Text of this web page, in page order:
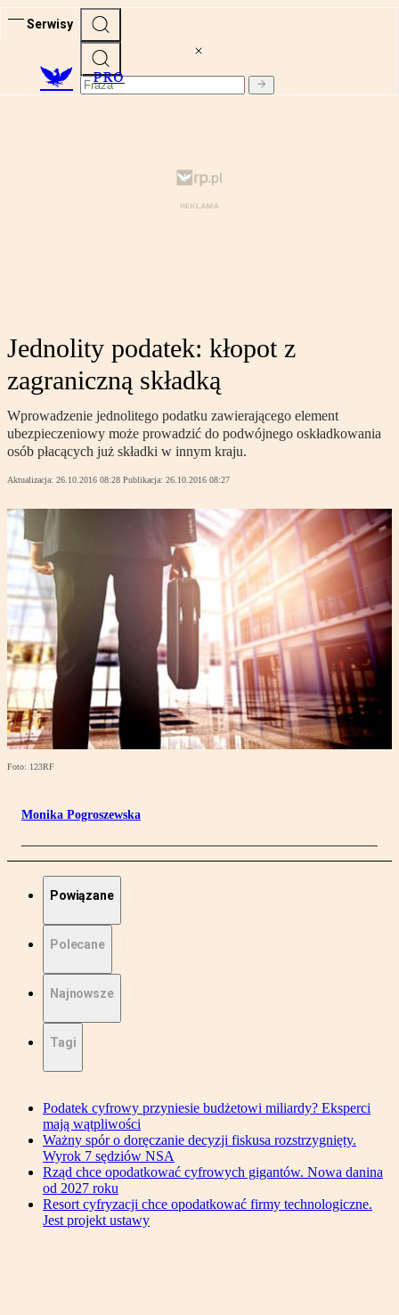
Serwisy
PRO
Jednolity podatek: kłopot z
zagraniczną składką
Wprowadzenie jednolitego podatku zawierającego element
ubezpieczeniowy może prowadzić do podwójnego oskładkowania
osób płacących już składki w innym kraju.
Aktualizacja: 26.10.2016 08:28 Publikacja: 26.10.2016 08:27
Foto: 123RF
Monika Pogroszewska
Powiązane
Polecane
Najnowsze
Tagi
Podatek cyfrowy przyniesie budżetowi miliardy? Eksperci
mają wątpliwości
Ważny spór o doręczanie decyzji fiskusa rozstrzygnięty.
Wyrok 7 sędziów NSA
Rząd chce opodatkować cyfrowych gigantów. Nowa danina
od 2027 roku
Resort cyfryzacji chce opodatkować firmy technologiczne.
Jest projekt ustawy